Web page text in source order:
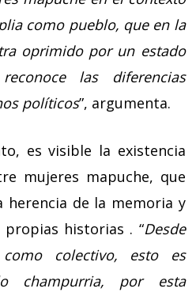
como pueblo, que en la
oprimido por un estado
las diferencias
políticos”, argumenta.
es visible la existencia
mujeres mapuche, que
herencia de la memoria y
historias . “Desde
como colectivo, esto es
champurria, por esta